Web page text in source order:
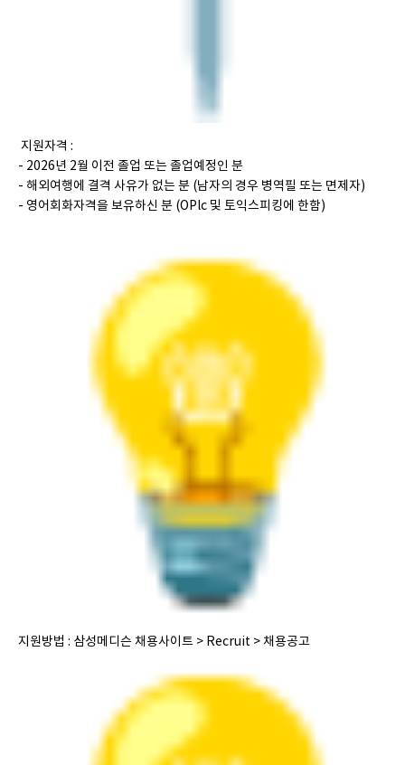
지원자격 :
- 2026년 2월 이전 졸업 또는 졸업예정인 분
- 해외여행에 결격 사유가 없는 분 (남자의 경우 병역필 또는 면제자)
- 영어회화자격을 보유하신 분 (OPlc 및 토익스피킹에 한함)
지원방법 : 삼성메디슨 채용사이트 > Recruit > 채용공고